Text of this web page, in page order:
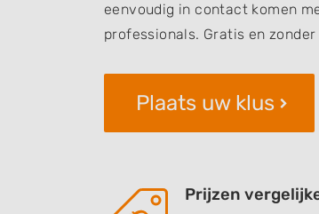
eenvoudig in contact komen
professionals. Gratis en
Plaats uw klus
Prijzen